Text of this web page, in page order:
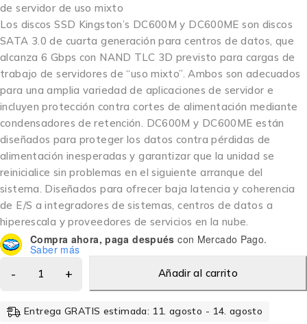
de servidor de uso mixto
Los discos SSD Kingston’s DC600M y DC600ME son discos
SATA 3.0 de cuarta generación para centros de datos, que
alcanza 6 Gbps con NAND TLC 3D previsto para cargas de
trabajo de servidores de “uso mixto”. Ambos son adecuados
para una amplia variedad de aplicaciones de servidor e
incluyen protección contra cortes de alimentación mediante
condensadores de retención. DC600M y DC600ME están
diseñados para proteger los datos contra pérdidas de
alimentación inesperadas y garantizar que la unidad se
reinicialice sin problemas en el siguiente arranque del
sistema. Diseñados para ofrecer baja latencia y coherencia
de E/S a integradores de sistemas, centros de datos a
hiperescala y proveedores de servicios en la nube.
Compra ahora, paga después con Mercado Pago.
Saber más
Añadir al carrito
Entrega GRATIS estimada: 11. agosto - 14. agosto